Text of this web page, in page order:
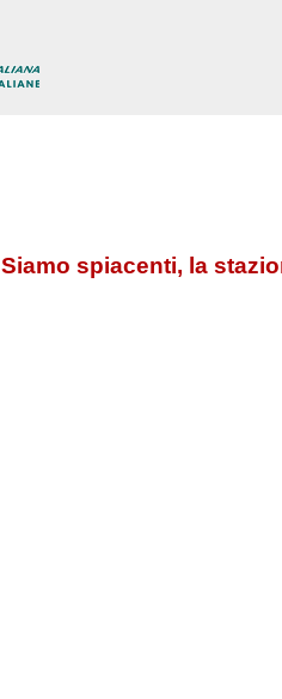
Siamo spiacenti, la